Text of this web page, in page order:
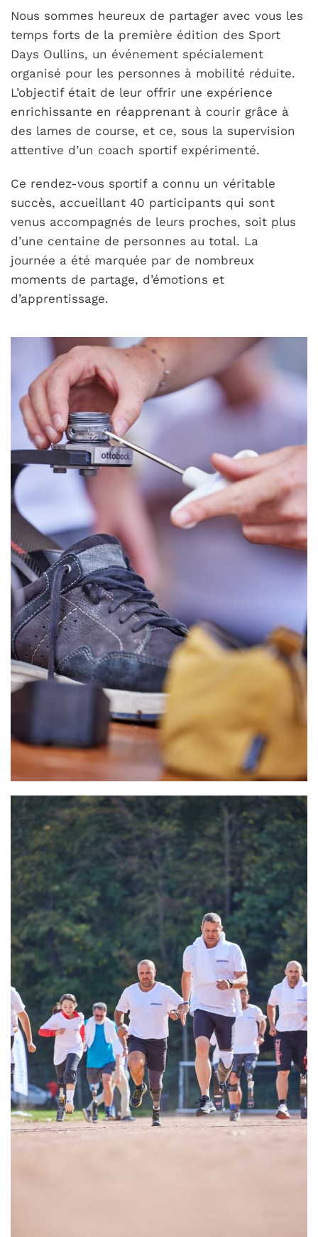
Nous sommes heureux de partager avec vous les
temps forts de la première édition des Sport
Days Oullins, un événement spécialement
organisé pour les personnes à mobilité réduite.
L’objectif était de leur offrir une expérience
enrichissante en réapprenant à courir grâce à
des lames de course, et ce, sous la supervision
attentive d’un coach sportif expérimenté.
Ce rendez-vous sportif a connu un véritable
succès, accueillant 40 participants qui sont
venus accompagnés de leurs proches, soit plus
d’une centaine de personnes au total. La
journée a été marquée par de nombreux
moments de partage, d’émotions et
d’apprentissage.